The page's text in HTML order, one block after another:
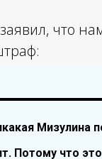
что
Мизулина
Потому что это